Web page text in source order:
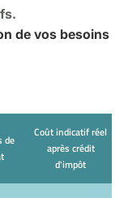
de vos besoins
de
Coût indicatif réel
après crédit
d'impôt